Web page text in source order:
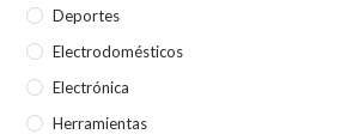
Deportes
Electrodomésticos
Electrónica
Herramientas